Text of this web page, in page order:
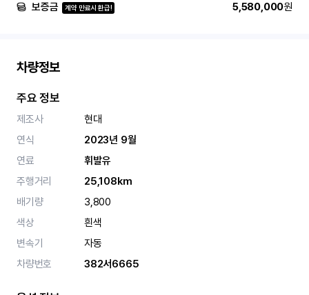
보증금 계약 만료시 환급! 5,580,000원
차량정보
주요 정보
제조사
현대
연식
2023년 9월
연료
휘발유
주행거리
25,108km
배기량
3,800
색상
흰색
변속기
자동
차량번호
382서6665